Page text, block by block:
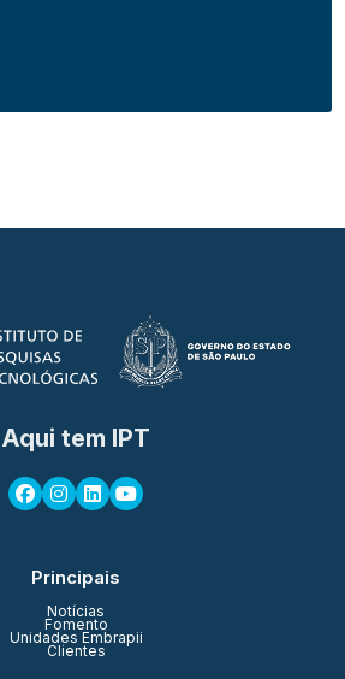
Aqui tem IPT
Principais
Notícias
Fomento
Unidades Embrapii
Clientes